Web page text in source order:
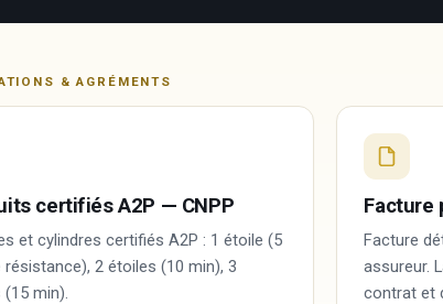
& AGRÉMENTS
certifiés A2P — CNPP
et cylindres certifiés A2P : 1 étoile (5
résistance), 2 étoiles (10 min), 3
min).
Facture
Facture
assureur.
contrat et